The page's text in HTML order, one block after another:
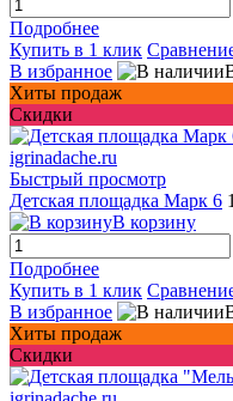
Подробнее
Купить в 1 клик
В избранное
Хиты продаж
Скидки
Быстрый просмотр
Детская площадка Марк 6
В корзину
Подробнее
Купить в 1 клик
В избранное
Хиты продаж
Скидки